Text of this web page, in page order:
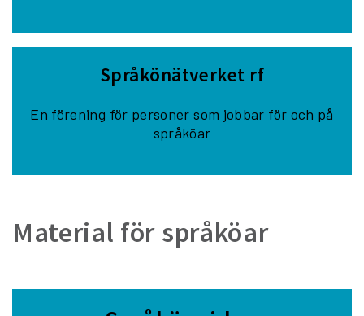
Språkönätverket rf
En förening för personer som jobbar för och på
språköar
Material för språköar